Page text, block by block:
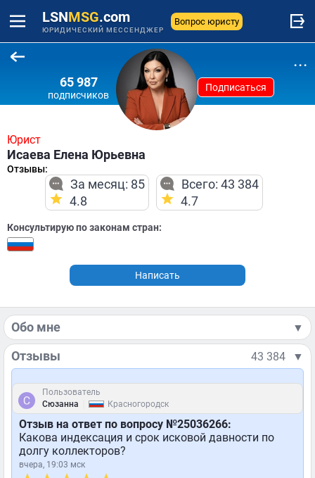
LSNMSG.com
ЮРИДИЧЕСКИЙ МЕССЕНДЖЕР
Вопрос юристу
65 987
подписчиков
Подписаться
...
Юрист
Исаева Елена Юрьевна
Отзывы:
За месяц: 85
4.8
Всего: 43 384
4.7
Консультирую по законам стран:
Написать
Обо мне ▼
Отзывы 43 384 ▼
Пользователь
Сюзанна
Красногородск
Отзыв на ответ по вопросу №25036266:
Какова индексация и срок исковой давности по
долгу коллекторов?
вчера, 19:03 мск